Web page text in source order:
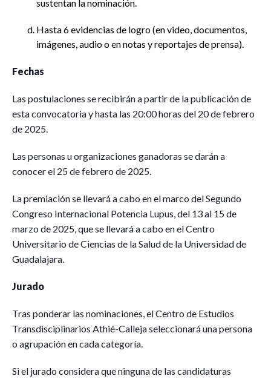
sustentan la nominación.
Hasta 6 evidencias de logro (en video, documentos,
imágenes, audio o en notas y reportajes de prensa).
Fechas
Las postulaciones se recibirán a partir de la publicación de
esta convocatoria y hasta las 20:00 horas del 20 de febrero
de 2025.
Las personas u organizaciones ganadoras se darán a
conocer el 25 de febrero de 2025.
La premiación se llevará a cabo en el marco del Segundo
Congreso Internacional Potencia Lupus, del 13 al 15 de
marzo de 2025, que se llevará a cabo en el Centro
Universitario de Ciencias de la Salud de la Universidad de
Guadalajara.
Jurado
Tras ponderar las nominaciones, el Centro de Estudios
Transdisciplinarios Athié-Calleja seleccionará una persona
o agrupación en cada categoría.
Si el jurado considera que ninguna de las candidaturas